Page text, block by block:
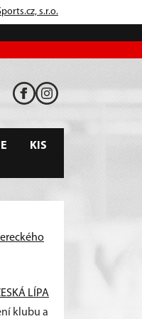
s.r.o.
KIS
LÍPA
klubu a